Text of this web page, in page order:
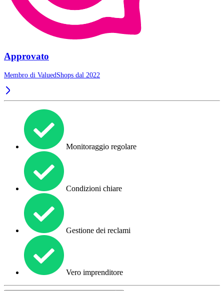
Approvato
Membro di ValuedShops dal 2022
Monitoraggio regolare
Condizioni chiare
Gestione dei reclami
Vero imprenditore